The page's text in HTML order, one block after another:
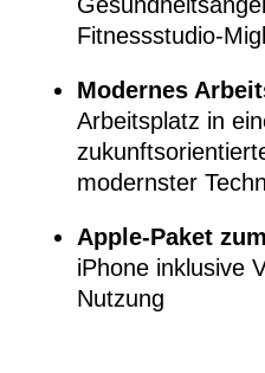
Fitnessstudio-
Modernes
Arbeitsplatz in
modernster
Apple-Paket
iPhone inklusive
Nutzung